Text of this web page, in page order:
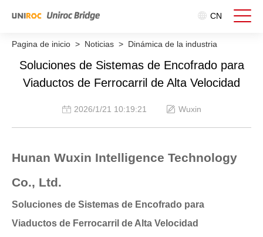
CN
Pagina de inicio > Noticias > Dinámica de la industria
Soluciones de Sistemas de Encofrado para
Viaductos de Ferrocarril de Alta Velocidad
2026/1/21 10:19:21 Wuxin
Hunan Wuxin Intelligence Technology
Co., Ltd.
Soluciones de Sistemas de Encofrado para
Viaductos de Ferrocarril de Alta Velocidad